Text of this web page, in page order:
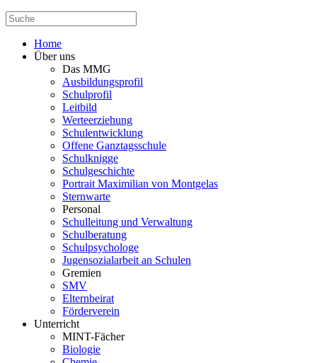
Home
Über uns
Das MMG
Ausbildungsprofil
Schulprofil
Leitbild
Werteerziehung
Schulentwicklung
Offene Ganztagsschule
Schulknigge
Schulgeschichte
Portrait Maximilian von Montgelas
Sternwarte
Personal
Schulleitung und Verwaltung
Schulberatung
Schulpsychologe
Jugensozialarbeit an Schulen
Gremien
SMV
Elternbeirat
Förderverein
Unterricht
MINT-Fächer
Biologie